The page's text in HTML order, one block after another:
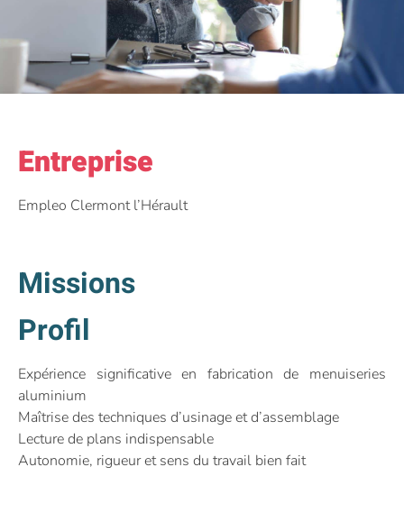
Entreprise
Empleo Clermont l’Hérault
Missions
Profil
Expérience significative en fabrication de menuiseries
aluminium
Maîtrise des techniques d’usinage et d’assemblage
Lecture de plans indispensable
Autonomie, rigueur et sens du travail bien fait